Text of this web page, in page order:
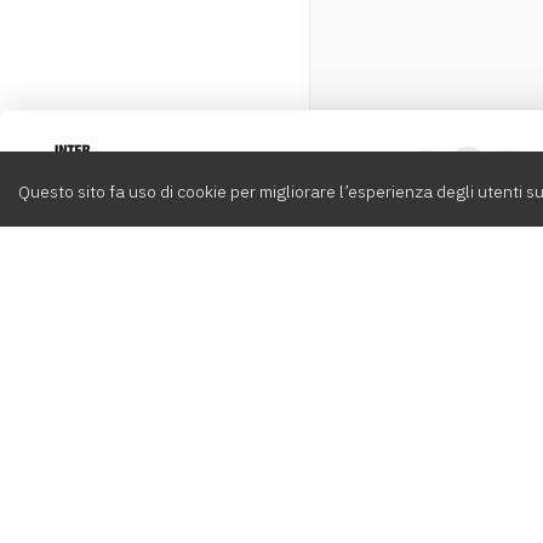
Questo sito fa uso di cookie per migliorare l’esperienza degli utenti